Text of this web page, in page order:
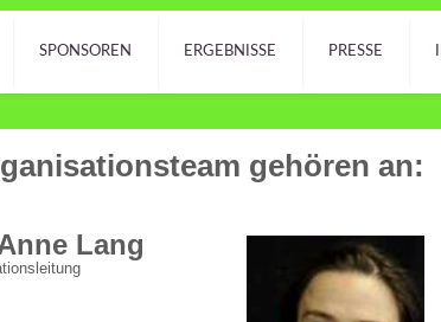
SPONSOREN ERGEBNISSE PRESSE
gehören an:
Lang